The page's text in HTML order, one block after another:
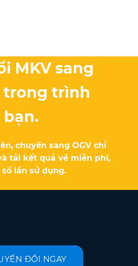
MKV sang
trong trình
chuyển sang OGV chỉ
tải kết quả về miễn phí,
lần sử dụng.
ĐỔI NGAY